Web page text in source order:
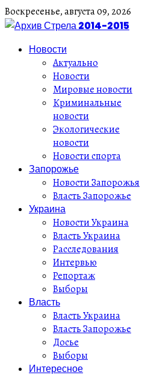
Воскресенье,августа09, 2026
Новости
Актуально
Новости
Мировые новости
Криминальные
новости
Экологические
новости
Новости спорта
Запорожье
Новости Запорожья
Власть Запорожье
Украина
Новости Украина
Власть Украина
Расследования
Интервью
Репортаж
Выборы
Власть
Власть Украина
Власть Запорожье
Досье
Выборы
Интересное